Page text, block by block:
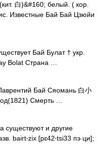
白)&#160; белый. ( кор.
Известные Бай Бай Цзюйи
Бай Булат † укр.
Bolat Страна …
Бай Сяомань 白小
Смерть …
существуют и другие
bairt‧zix [pɛ42‧tsi33 пэ ци];